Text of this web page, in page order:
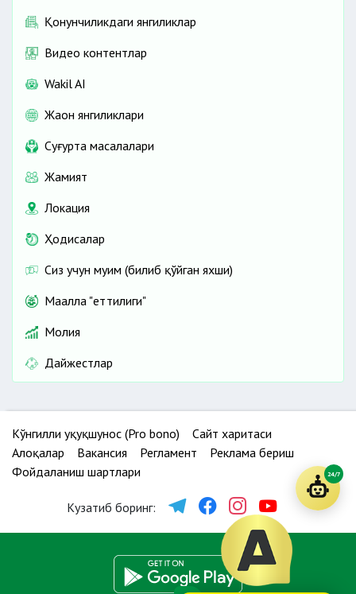
Қонунчиликдаги янгиликлар
Видео контентлар
Wakil AI
Жаҳон янгиликлари
Cуғурта масалалари
Жамият
Локация
Ҳодисалар
Сиз учун муҳим (билиб қўйган яхши)
Маҳалла "еттилиги"
Молия
Дайжестлар
Кўнгилли ҳуқуқшунос (Pro bono)
Сайт харитаси
Алоқалар
Вакансия Регламент
Реклама бериш
Фойдаланиш шартлари
Кузатиб боринг:
24/7